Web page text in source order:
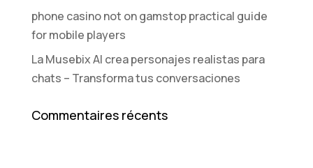
phone casino not on gamstop practical guide
for mobile players
La Musebix AI crea personajes realistas para
chats – Transforma tus conversaciones
Commentaires récents